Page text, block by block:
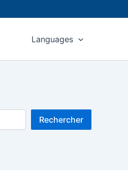
Languages
Rechercher